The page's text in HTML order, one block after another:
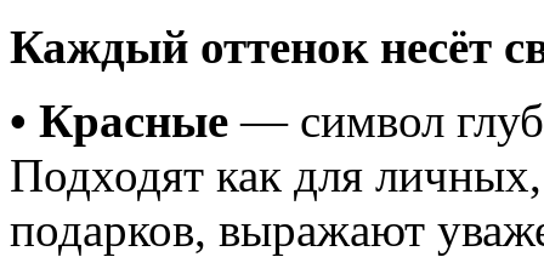
Каждый оттенок несёт
• Красные — символ
Подходят как для
подарков, выражают